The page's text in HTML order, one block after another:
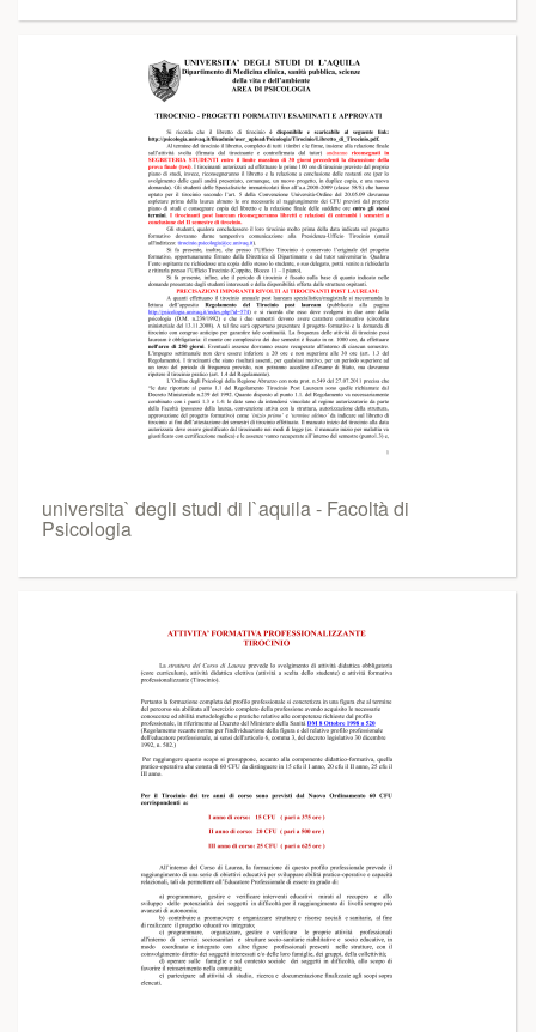
universita` degli studi di l`aquila - Facoltà di
Psicologia